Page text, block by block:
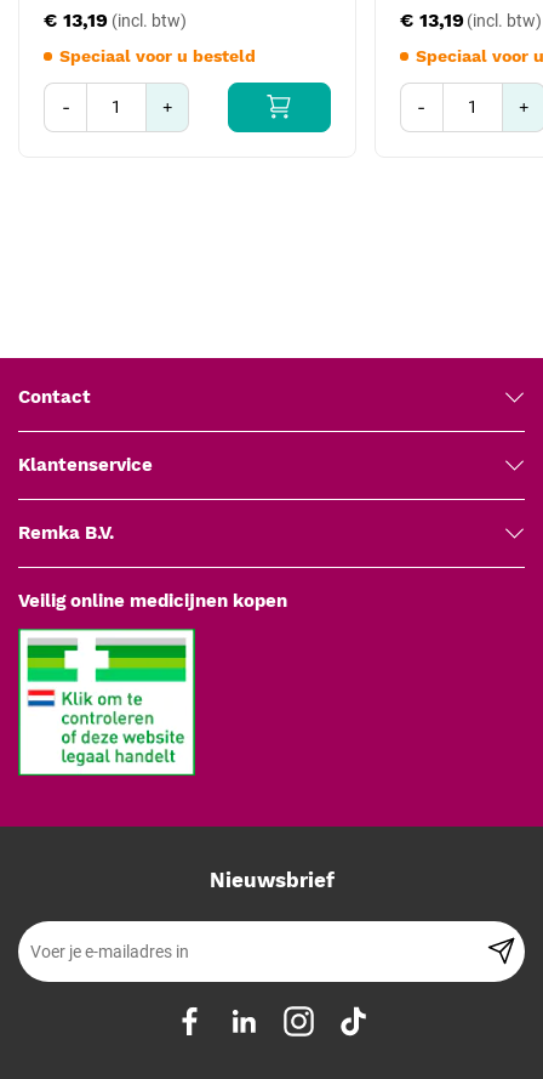
€ 13,19
Speciaal voor u besteld
- +
€ 13,19
Speciaal voor
- +
Contact
Klantenservice
Remka B.V.
Veilig online medicijnen kopen
Nieuwsbrief